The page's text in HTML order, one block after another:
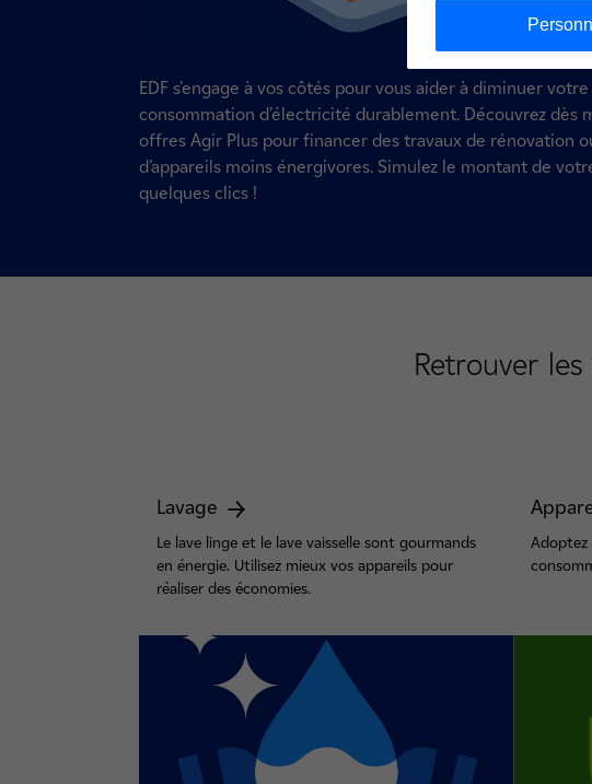
EDF s’engage à vos côtés pour vous aider à diminuer votre
consommation d’électricité durablement. Découvrez dès
offres Agir Plus pour financer des travaux de rénovation
d’appareils moins énergivores. Simulez le montant de
quelques clics !
Retrouver
Lavage
Le lave linge et le lave vaisselle sont gourmands
en énergie. Utilisez mieux vos appareils pour
réaliser des économies.
Adoptez